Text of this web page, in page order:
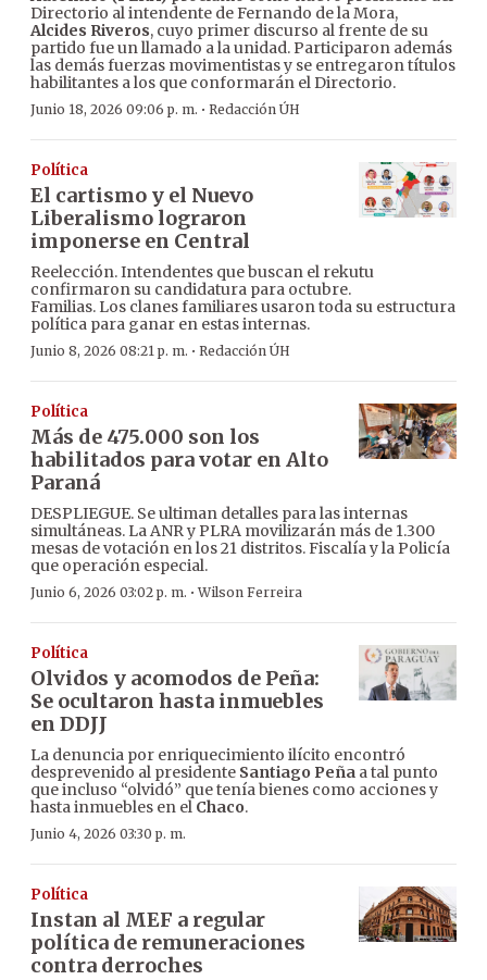
Directorio al intendente de Fernando de la Mora,
Alcides Riveros, cuyo primer discurso al frente de su
partido fue un llamado a la unidad. Participaron además
las demás fuerzas movimentistas y se entregaron títulos
habilitantes a los que conformarán el Directorio.
Junio 18, 2026 09:06 p. m. · Redacción ÚH
Política
El cartismo y el Nuevo
Liberalismo lograron
imponerse en Central
Reelección. Intendentes que buscan el rekutu
confirmaron su candidatura para octubre.
Familias. Los clanes familiares usaron toda su estructura
política para ganar en estas internas.
Junio 8, 2026 08:21 p. m. · Redacción ÚH
Política
Más de 475.000 son los
habilitados para votar en Alto
Paraná
DESPLIEGUE. Se ultiman detalles para las internas
simultáneas. La ANR y PLRA movilizarán más de 1.300
mesas de votación en los 21 distritos. Fiscalía y la Policía
que operación especial.
Junio 6, 2026 03:02 p. m. ·Wilson Ferreira
Política
Olvidos y acomodos de Peña:
Se ocultaron hasta inmuebles
en DDJJ
La denuncia por enriquecimiento ilícito encontró
desprevenido al presidente Santiago Peña a tal punto
que incluso “olvidó” que tenía bienes como acciones y
hasta inmuebles en el Chaco.
Junio 4, 2026 03:30 p. m.
Política
Instan al MEF a regular
política de remuneraciones
contra derroches